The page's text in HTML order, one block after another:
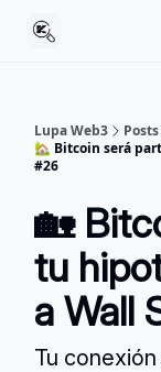
Lupa Web3
Posts
🏡 Bitcoin será
#26
🏡
tu
a Wall
Tu